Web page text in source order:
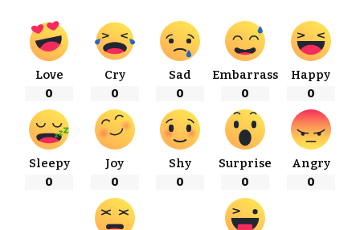
Love
0
Cry
0
Sad
0
Embarrass
0
Happy
0
Sleepy
0
Joy
0
Shy
0
Surprise
0
Angry
0